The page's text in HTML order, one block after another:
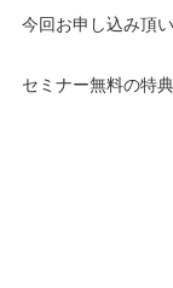
今回お申し込み頂い
セミナー無料の特